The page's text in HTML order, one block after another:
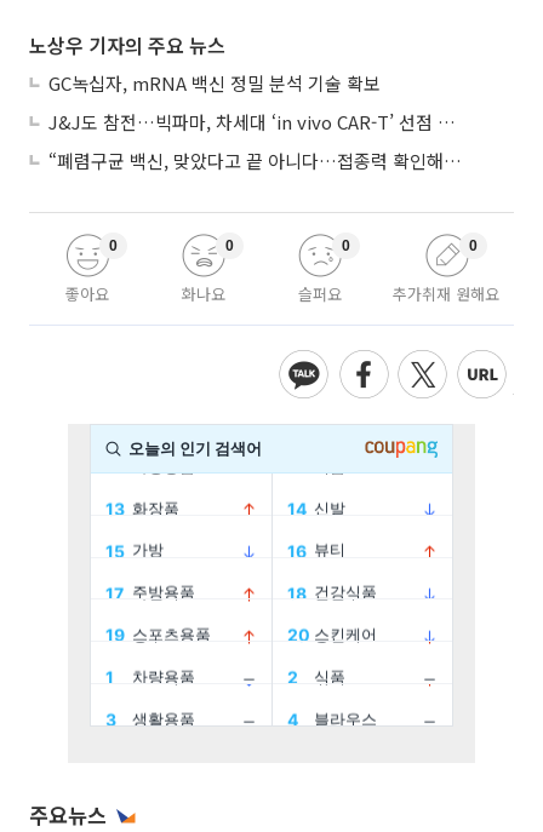
노상우 기자의 주요 뉴스
GC녹십자, mRNA 백신 정밀 분석 기술 확보
J&J도 참전…빅파마, 차세대 ‘in vivo CAR-T’ 선점 경쟁 본격화
“폐렴구균 백신, 맞았다고 끝 아니다…접종력 확인해야”
좋아요
0
화나요
0
슬퍼요
0
추가취재 원해요
0
주요뉴스